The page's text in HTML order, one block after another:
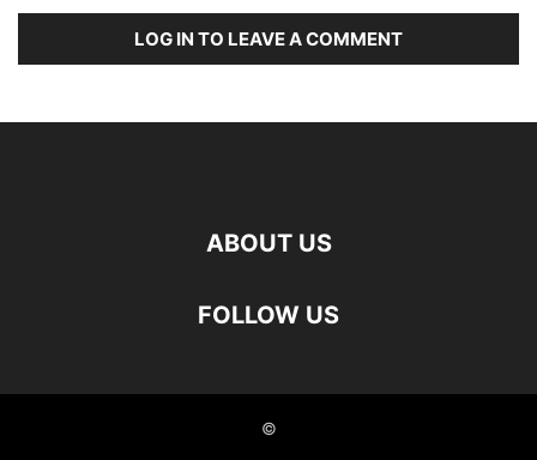
LOG IN TO LEAVE A COMMENT
ABOUT US
FOLLOW US
©